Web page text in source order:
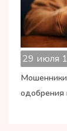
29 июля
одобрения